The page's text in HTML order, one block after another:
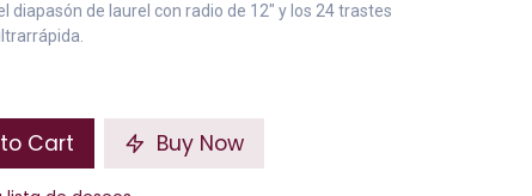
diapasón de laurel con radio de 12" y los 24 trastes
Cart Buy Now